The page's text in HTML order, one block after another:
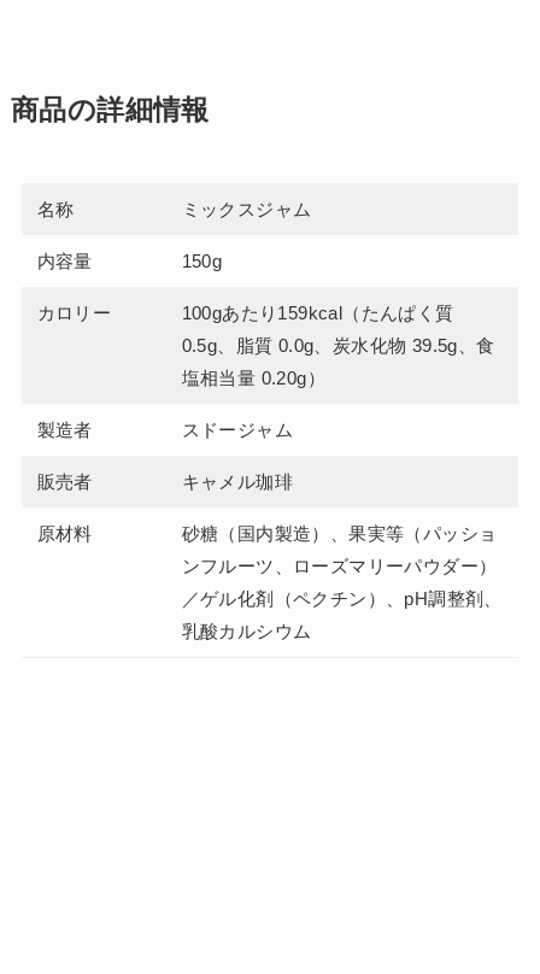
商品の詳細情報
名称 ミックスジャム
内容量 150g
カロリー
100gあたり159kcal（たんぱく質
0.5g、脂質 0.0g、炭水化物 39.5g、食
塩相当量 0.20g）
製造者 スドージャム
販売者 キャメル珈琲
原材料
砂糖（国内製造）、果実等（パッショ
ンフルーツ、ローズマリーパウダー）
／ゲル化剤（ペクチン）、pH調整剤、
乳酸カルシウム